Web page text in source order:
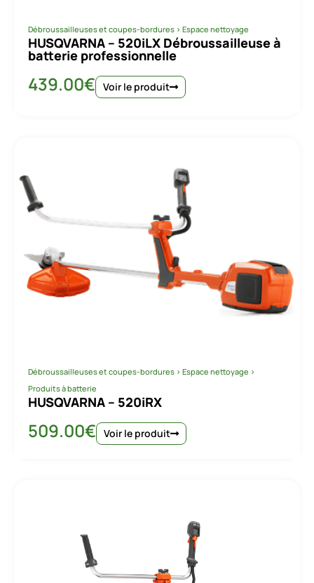
Débroussailleuses et coupes-bordures > Espace nettoyage
HUSQVARNA – 520iLX Débroussailleuse à
batterie professionnelle
439.00€ Voir le produit
Débroussailleuses et coupes-bordures > Espace nettoyage >
Produits à batterie
HUSQVARNA – 520iRX
509.00€ Voir le produit